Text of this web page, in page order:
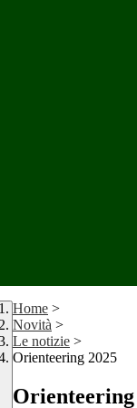
Home >
Novità >
Le notizie >
Orienteering 2025
Orienteering